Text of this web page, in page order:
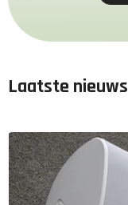
Laatste nieuws